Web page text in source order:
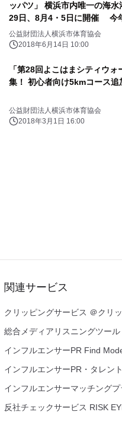
ッパツ」 横浜市内唯一の海
29日、8月4・5日に開催 今
風物詩 競技参加者募集中
公益財団法人横浜市体育協会
2018年6月14日 10:00
「第28回よこはまシティウ
集！ 初心者向け5kmコース追
公益財団法人横浜市体育協会
2018年3月1日 16:00
関連サービス
クリッピングサービス ＠クリ
総合メディアリスニングツー
インフルエンサーPR Find
インフルエンサーPR・タレン
インフルエンサーマッチング
反社チェックサービス RISK